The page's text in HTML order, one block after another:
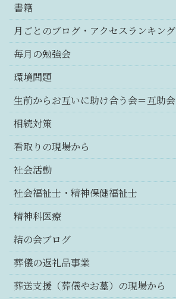
書籍
月ごとのブログ・アクセスランキング
毎月の勉強会
環境問題
生前からお互いに助け合う会＝互助会
相続対策
看取りの現場から
社会活動
社会福祉士・精神保健福祉士
精神科医療
結の会ブログ
葬儀の返礼品事業
葬送支援（葬儀やお墓）の現場から